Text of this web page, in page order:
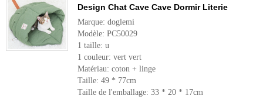
Design Chat Cave Cave Dormir Literie
Marque: doglemi
Modèle: PC50029
1 taille: u
1 couleur: vert vert
Matériau: coton + linge
Taille: 49 * 77cm
Taille de l'emballage: 33 * 20 * 17cm